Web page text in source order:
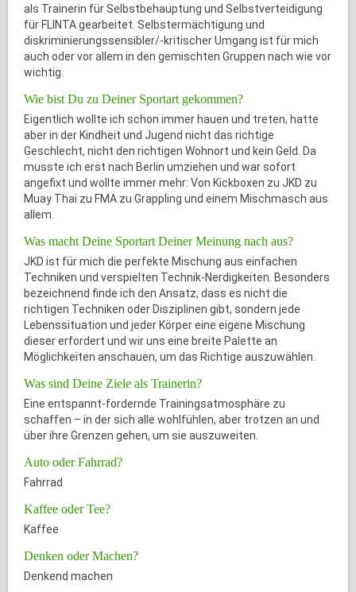
als Trainerin für Selbstbehauptung und Selbstverteidigung
für FLINTA gearbeitet. Selbstermächtigung und
diskriminierungssensibler/-kritischer Umgang ist für mich
auch oder vor allem in den gemischten Gruppen nach wie vor
wichtig.
Wie bist Du zu Deiner Sportart gekommen?
Eigentlich wollte ich schon immer hauen und treten, hatte
aber in der Kindheit und Jugend nicht das richtige
Geschlecht, nicht den richtigen Wohnort und kein Geld. Da
musste ich erst nach Berlin umziehen und war sofort
angefixt und wollte immer mehr: Von Kickboxen zu JKD zu
Muay Thai zu FMA zu Grappling und einem Mischmasch aus
allem.
Was macht Deine Sportart Deiner Meinung nach aus?
JKD ist für mich die perfekte Mischung aus einfachen
Techniken und verspielten Technik-Nerdigkeiten. Besonders
bezeichnend finde ich den Ansatz, dass es nicht die
richtigen Techniken oder Disziplinen gibt, sondern jede
Lebenssituation und jeder Körper eine eigene Mischung
dieser erfordert und wir uns eine breite Palette an
Möglichkeiten anschauen, um das Richtige auszuwählen.
Was sind Deine Ziele als Trainerin?
Eine entspannt-fordernde Trainingsatmosphäre zu
schaffen – in der sich alle wohlfühlen, aber trotzen an und
über ihre Grenzen gehen, um sie auszuweiten.
Auto oder Fahrrad?
Fahrrad
Kaffee oder Tee?
Kaffee
Denken oder Machen?
Denkend machen